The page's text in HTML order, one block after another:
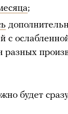
;
с
разных
будет